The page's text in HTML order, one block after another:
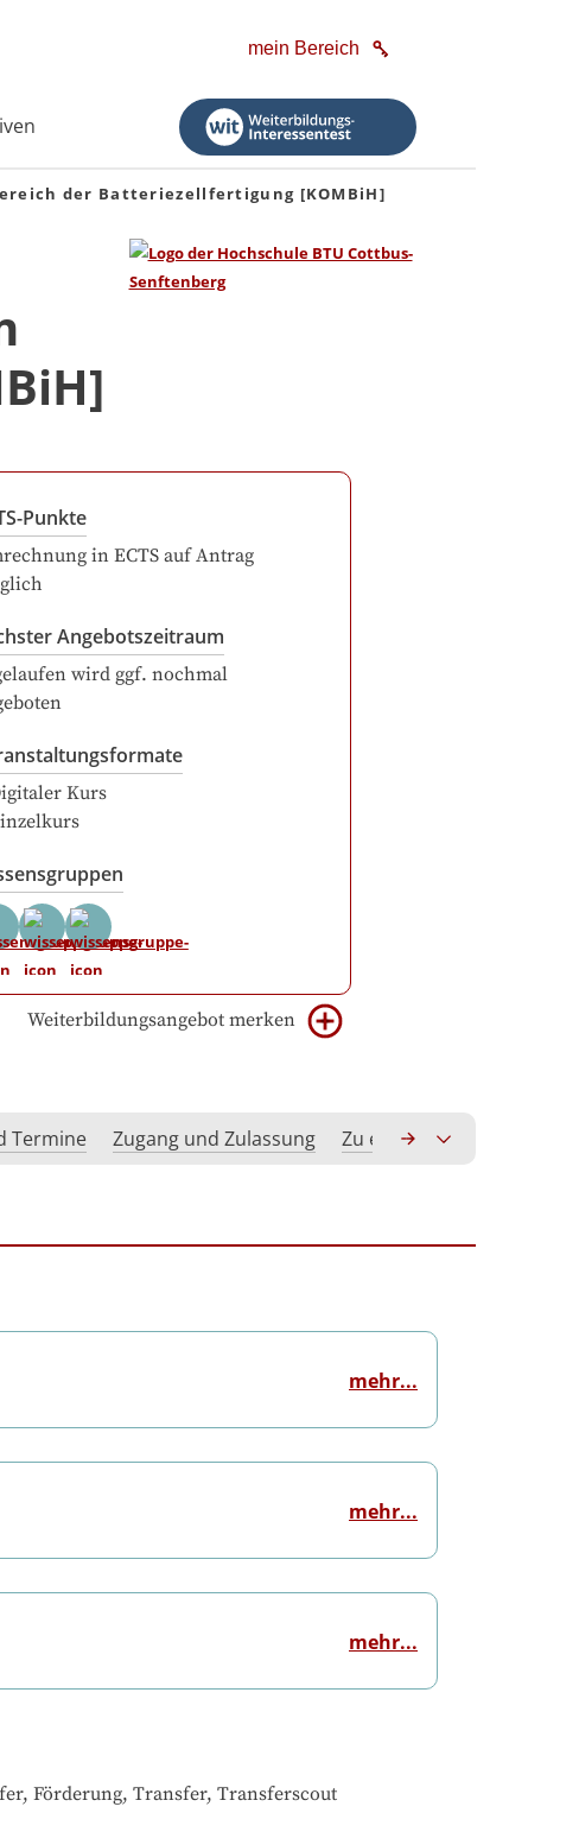
mein Bereich
der Batteriezellfertigung [KOMBiH]
Punkte
in ECTS auf Antrag
Angebotszeitraum
wird ggf. nochmal
Kurs
Weiterbildungsangebot merken
Termine Zugang und Zulassung Zu erwerbende
mehr...
mehr...
mehr...
Förderung, Transfer, Transferscout